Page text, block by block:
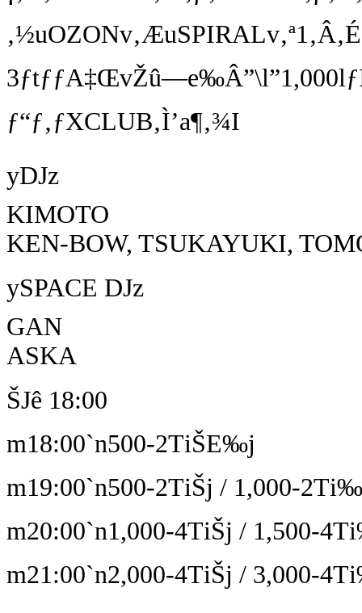
ƒ“ƒ‚ƒXCLUB‚Ì’a¶‚¾I
yDJz
KIMOTO
KEN-BOW, TSUKAYUKI,
ySPACE DJz
GAN
ASKA
ŠJê 18:00
m18:00`n500-2TiŠE‰j
m19:00`n500-2TiŠj / 1,000-
m20:00`n1,000-4TiŠj / 1,500-
m21:00`n2,000-4TiŠj / 3,000-